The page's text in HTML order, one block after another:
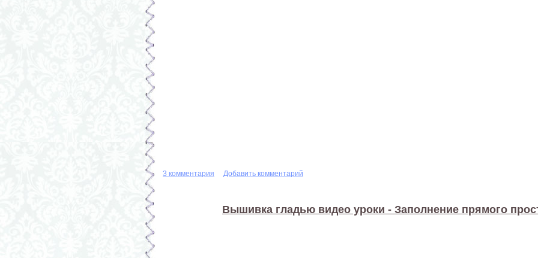
3 комментария Добавить комментарий
Вышивка гладью видео уроки - Заполнение прямого